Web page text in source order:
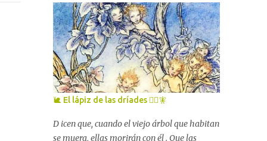
🐌 El lápiz de las dríades 🧚‍♀️🧚
D icen que, cuando el viejo árbol que habitan
se muera, ellas morirán con él . Que las